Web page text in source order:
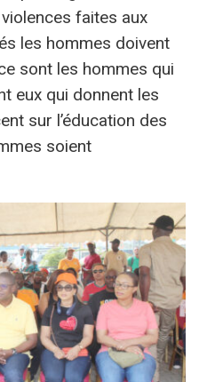
faites aux
les hommes doivent
sont les hommes qui
eux qui donnent les
sur l’éducation des
soient